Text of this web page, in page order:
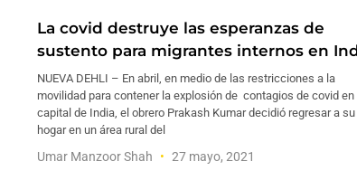
La covid destruye las esperanzas de
sustento para migrantes internos en
NUEVA DEHLI – En abril, en medio de las restricciones a la
movilidad para contener la explosión de contagios de covid en
capital de India, el obrero Prakash Kumar decidió regresar a su
hogar en un área rural del
Umar Manzoor Shah 27 mayo, 2021